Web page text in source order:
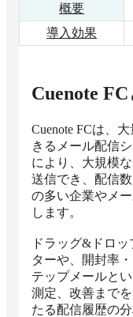
概要
導入効果
Cuenote FC
Cuenote FCは、
きるメール配信
により、大規模
送信でき、配信
の多い企業やメ
します。
ドラッグ&ドロ
ターや、開封率
テップメールと
測定、改善まで
たる配信履歴の